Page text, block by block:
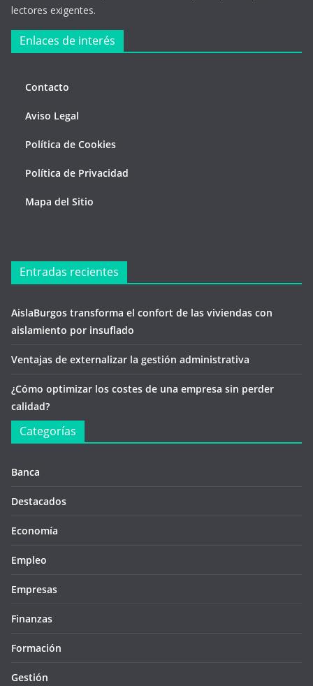
lectores exigentes.
Enlaces de interés
Contacto
Aviso Legal
Política de Cookies
Política de Privacidad
Mapa del Sitio
Entradas recientes
AislaBurgos transforma el confort de las viviendas con
aislamiento por insuflado
Ventajas de externalizar la gestión administrativa
¿Cómo optimizar los costes de una empresa sin perder
calidad?
Categorías
Banca
Destacados
Economía
Empleo
Empresas
Finanzas
Formación
Gestión